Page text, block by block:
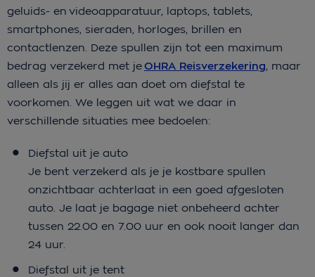
geluids- en videoapparatuur, laptops, tablets,
smartphones, sieraden, horloges, brillen en
contactlenzen. Deze spullen zijn tot een maximum
bedrag verzekerd met jeOHRA Reisverzekering, maar
alleen als jij er alles aan doet om diefstal te
voorkomen. We leggen uit wat we daar in
verschillende situaties mee bedoelen:
Diefstal uit je auto
Je bent verzekerd als je je kostbare spullen
onzichtbaar achterlaat in een goed afgesloten
auto. Je laat je bagage niet onbeheerd achter
tussen 22.00 en 7.00 uur en ook nooit langer dan
24 uur.
Diefstal uit je tent